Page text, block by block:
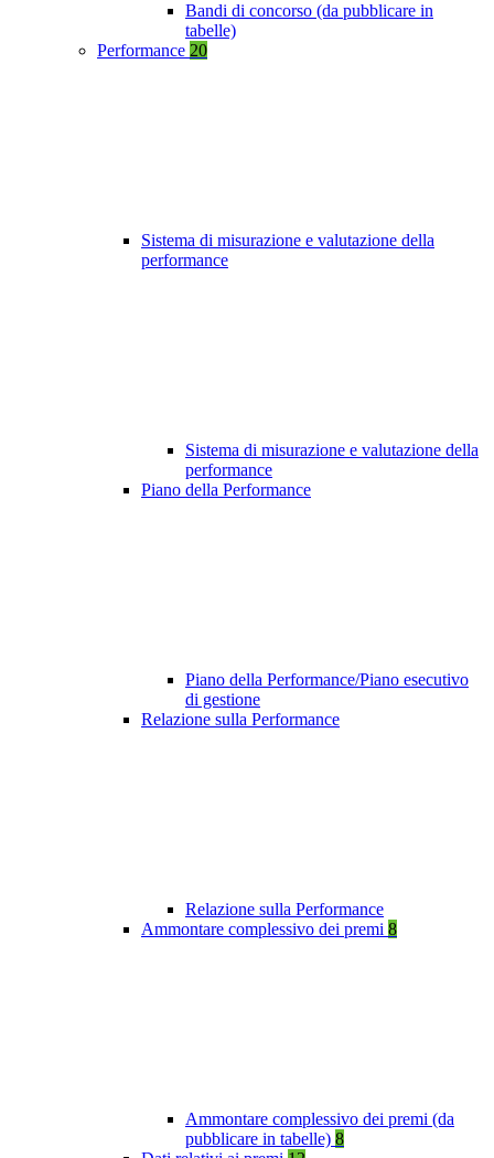
Bandi di concorso (da pubblicare in
tabelle)
Performance 20
Sistema di misurazione e valutazione della
performance
Sistema di misurazione e valutazione della
performance
Piano della Performance
Piano della Performance/Piano esecutivo
di gestione
Relazione sulla Performance
Relazione sulla Performance
Ammontare complessivo dei premi 8
Ammontare complessivo dei premi (da
pubblicare in tabelle) 8